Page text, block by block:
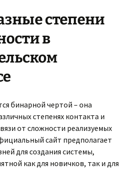
степени
в
бинарной чертой – она
степенях контакта и
от сложности реализуемых
сайт предполагает
для создания системы,
как для новичков, так и для